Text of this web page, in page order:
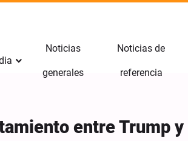
Noticias
generales
Noticias de
referencia
entre Trump y